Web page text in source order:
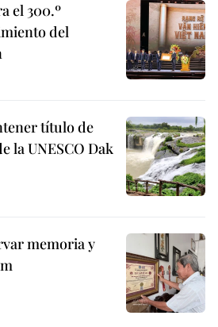
el 300.º
del
título de
la UNESCO Dak
memoria y